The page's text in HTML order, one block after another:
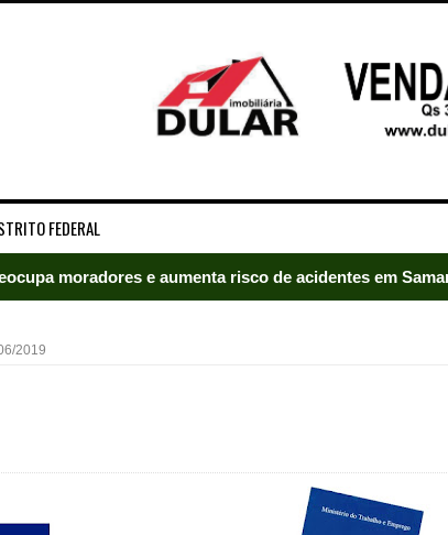
FEDERAL
moradores e aumenta risco de acidentes em
em Samambaia
sobre Arruda e lidera disputa pelo GDF
1,5 mil detentos no DF
2019